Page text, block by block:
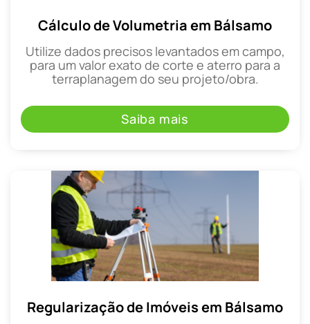
Cálculo de Volumetria em Bálsamo
Utilize dados precisos levantados em campo,
para um valor exato de corte e aterro para a
terraplanagem do seu projeto/obra.
Saiba mais
Regularização de Imóveis em Bálsamo